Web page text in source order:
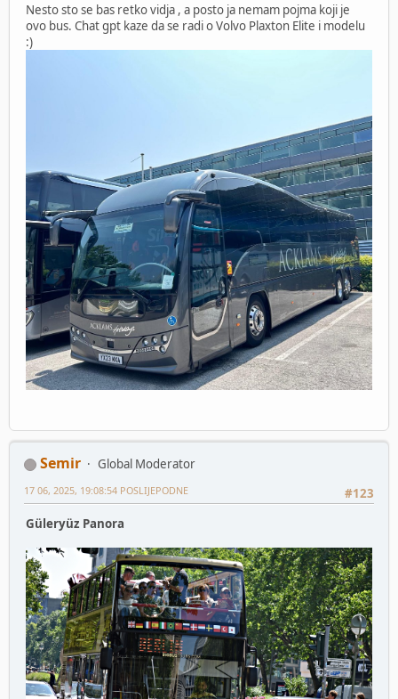
Nesto sto se bas retko vidja , a posto ja nemam pojma koji je
ovo bus. Chat gpt kaze da se radi o Volvo Plaxton Elite i modelu
:)
Semir
Global Moderator
#123
17 06, 2025, 19:08:54 POSLIJEPODNE
Güleryüz Panora